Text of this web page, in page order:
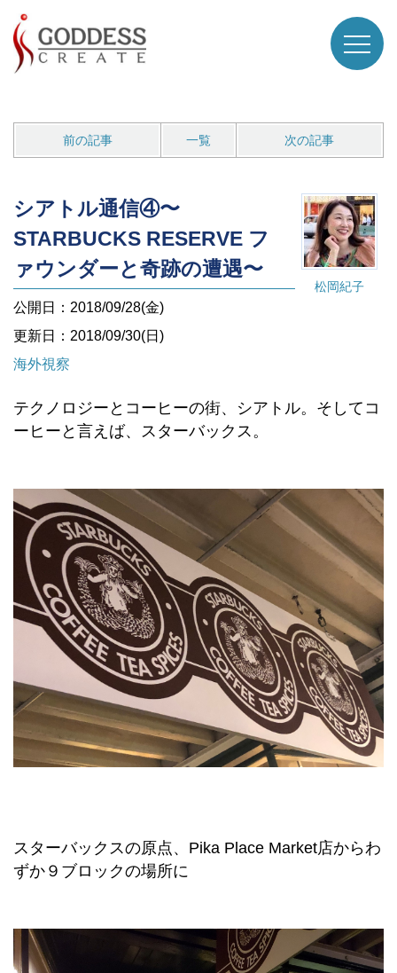
前の記事 一覧 次の記事
松岡紀子
シアトル通信④〜
STARBUCKS RESERVE フ
ァウンダーと奇跡の遭遇〜
公開日：2018/09/28(金)
更新日：2018/09/30(日)
海外視察
テクノロジーとコーヒーの街、シアトル。そしてコ
ーヒーと言えば、スターバックス。
スターバックスの原点、Pika Place Market店からわ
ずか９ブロックの場所に